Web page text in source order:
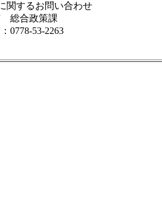
関するお問い合わせ
総合政策課
53-2263